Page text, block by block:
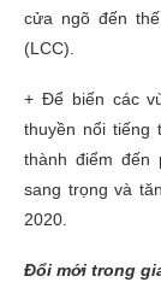
cửa ngõ đến
(LCC).
+ Để biến các
thuyền nổi tiếng
thành điểm đến
sang trọng và
2020.
Đổi mới trong